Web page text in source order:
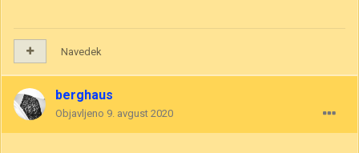
Navedek
berghaus
Objavljeno 9. avgust 2020